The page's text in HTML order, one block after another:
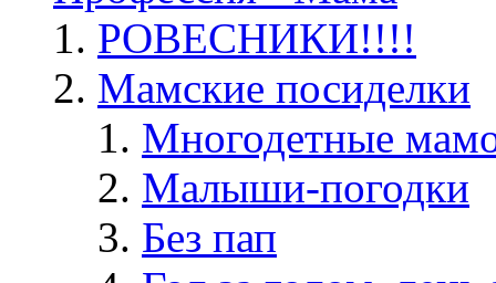
РОВЕСНИКИ!!!!
Мамские посиделки
Многодетные
Малыши-погодки
Без пап